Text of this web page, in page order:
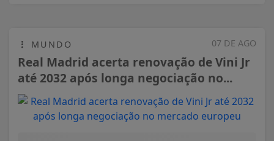
07 DE AGO
MUNDO
Real Madrid acerta renovação de Vini Jr
até 2032 após longa negociação no...